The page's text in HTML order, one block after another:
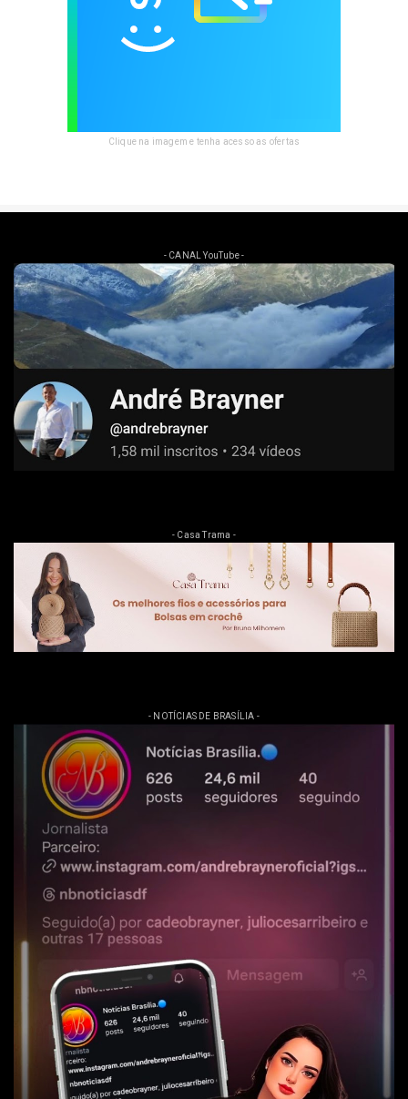
Clique na imagem e tenha acesso as ofertas
- CANAL YouTube -
- Casa Trama -
- NOTÍCIAS DE BRASÍLIA -